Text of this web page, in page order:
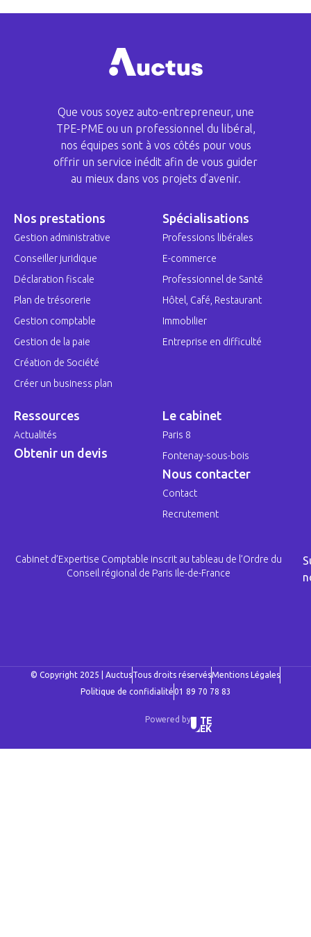
Que vous soyez auto-entrepreneur, une
TPE-PME ou un professionnel du libéral,
nos équipes sont à vos côtés pour vous
offrir un service inédit afin de vous guider
au mieux dans vos projets d’avenir.
Nos prestations
Gestion administrative
Conseiller juridique
Déclaration fiscale
Plan de trésorerie
Gestion comptable
Gestion de la paie
Création de Société
Créer un business plan
Spécialisations
Professions libérales
E-commerce
Professionnel de Santé
Hôtel, Café, Restaurant
Immobilier
Entreprise en difficulté
Ressources
Actualités
Obtenir un devis
Le cabinet
Paris 8
Fontenay-sous-bois
Nous contacter
Contact
Recrutement
Cabinet d’Expertise Comptable inscrit au tableau de l’Ordre du
Conseil régional de Paris Ile-de-France
© Copyright 2025 | AuctusTous droits réservésMentions Légales
Politique de confidialité01 89 70 78 83
Powered by